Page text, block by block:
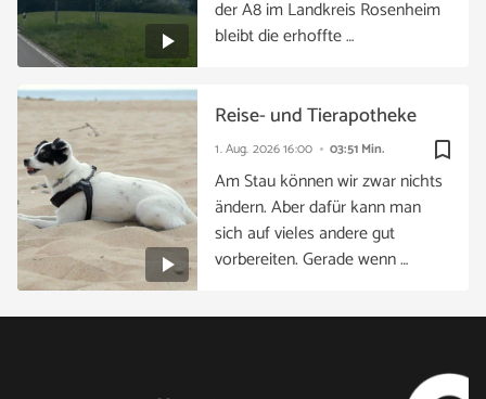
der A8 im Landkreis Rosenheim
bleibt die erhoffte …
bookmark_border
1. Aug. 202616:00 03:51 Min.
Reise- und Tierapotheke
Am Stau können wir zwar nichts
ändern. Aber dafür kann man
sich auf vieles andere gut
vorbereiten. Gerade wenn …